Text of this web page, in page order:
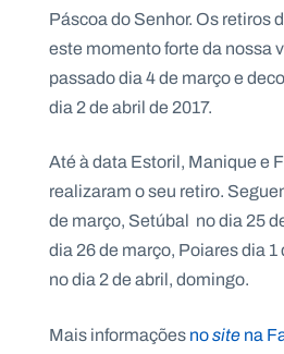
Páscoa do Senhor. Os retiros
este momento forte da nossa
passado dia 4 de março e
dia 2 de abril de 2017.
Até à data Estoril, Manique e
realizaram o seu retiro.
de março, Setúbal no dia 25
dia 26 de março, Poiares dia
no dia 2 de abril, domingo.
Mais informaçõesnositena
T
L
N
A
C
O
S
a
e
s
a
o
s